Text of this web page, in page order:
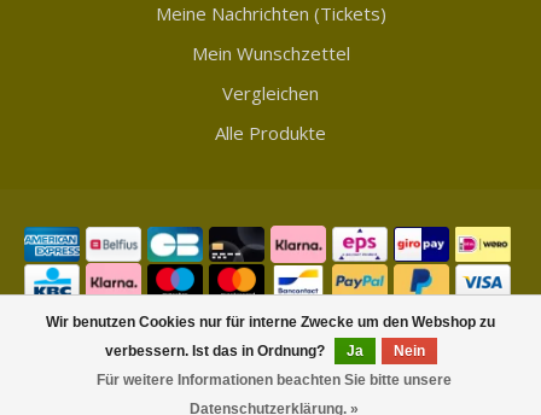
Wir benutzen Cookies nur für interne Zwecke um den Webshop zu
verbessern. Ist das in Ordnung?
Ja
Nein
Für weitere Informationen beachten Sie bitte unsere
Datenschutzerklärung. »
Meine Nachrichten (Tickets)
Mein Wunschzettel
Vergleichen
Alle Produkte
© Copyright 2026 Showmycollection
FILTER